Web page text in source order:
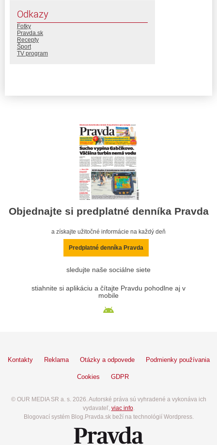
Odkazy
Fotky
Pravda.sk
Recepty
Šport
TV program
Objednajte si predplatné denníka Pravda
a získajte užitočné informácie na každý deň
Predplatné denníka Pravda
sledujte naše sociálne siete
stiahnite si aplikáciu a čítajte Pravdu pohodlne aj v
mobile
Kontakty Reklama Otázky a odpovede Podmienky používania
Cookies GDPR
© OUR MEDIA SR a. s. 2026. Autorské práva sú vyhradené a vykonáva ich
vydavateľ, viac info.
Blogovací systém Blog.Pravda.sk beží na technológií Wordpress.